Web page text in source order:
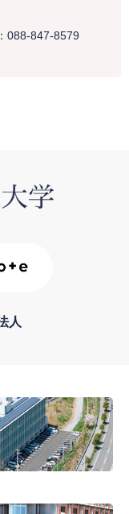
088-847-8579
人